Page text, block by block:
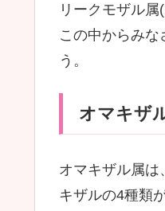
リークモザル属
この中からみな
う。
オマキザ
オマキザル属は
キザルの4種類